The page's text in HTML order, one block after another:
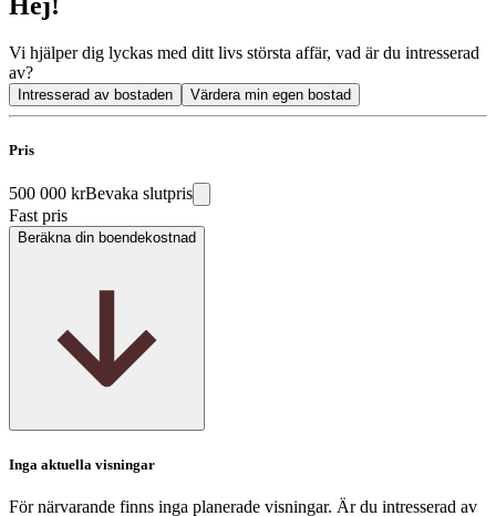
Hej!
Vi hjälper dig lyckas med ditt livs största affär, vad är du intresserad
av?
Intresserad av bostaden Värdera min egen bostad
Pris
500 000 krBevaka slutpris
Fast pris
Beräkna din boendekostnad
Inga aktuella visningar
För närvarande finns inga planerade visningar. Är du intresserad av